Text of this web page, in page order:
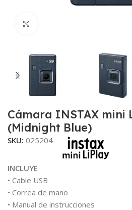
Cámara INSTAX mini
(Midnight Blue)
SKU: 025204
INCLUYE
• Cable USB
• Correa de mano
• Manual de instrucciones